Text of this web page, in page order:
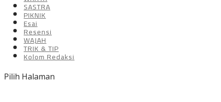
SASTRA
PIKNIK
Esai
Resensi
WAJAH
TRIK & TIP
Kolom Redaksi
Pilih Halaman